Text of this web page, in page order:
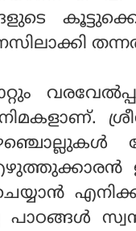
പാഠങ്ങള്‍